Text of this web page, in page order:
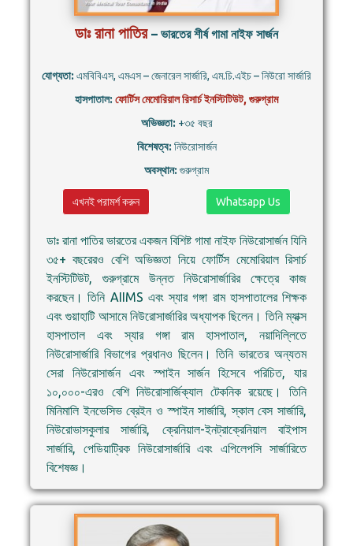
ডাঃ রানা পাতির – ভারতের শীর্ষ গামা নাইফ সার্জন
যোগ্যতা: এমবিবিএস, এমএস – জেনারেল সার্জারি, এম.চি.এইচ – নিউরো সার্জারি
হাসপাতাল: ফোর্টিস মেমোরিয়াল রিসার্চ ইনস্টিটিউট, গুরুগ্রাম
অভিজ্ঞতা: +৩৫ বছর
বিশেষত্ব: নিউরোসার্জন
অবস্থান: গুরুগ্রাম
এখনই পরামর্শ করুন Whatsapp Us
ডাঃ রানা পাতির ভারতের একজন বিশিষ্ট গামা নাইফ নিউরোসার্জন যিনি
৩৫+ বছরেরও বেশি অভিজ্ঞতা নিয়ে ফোর্টিস মেমোরিয়াল রিসার্চ
ইনস্টিটিউট, গুরুগ্রামে উন্নত নিউরোসার্জারির ক্ষেত্রে কাজ
করছেন। তিনি AIIMS এবং স্যার গঙ্গা রাম হাসপাতালের শিক্ষক
এবং গুয়াহাটি আসামে নিউরোসার্জারির অধ্যাপক ছিলেন। তিনি ম্যাক্স
হাসপাতাল এবং স্যার গঙ্গা রাম হাসপাতাল, নয়াদিল্লিতে
নিউরোসার্জারি বিভাগের প্রধানও ছিলেন। তিনি ভারতের অন্যতম
সেরা নিউরোসার্জন এবং স্পাইন সার্জন হিসেবে পরিচিত, যার
১০,০০০-এরও বেশি নিউরোসার্জিক্যাল টেকনিক রয়েছে। তিনি
মিনিমালি ইনভেসিভ ব্রেইন ও স্পাইন সার্জারি, স্কাল বেস সার্জারি,
নিউরোভাসকুলার সার্জারি, ক্রেনিয়াল-ইনট্রাক্রেনিয়াল বাইপাস
সার্জারি, পেডিয়াট্রিক নিউরোসার্জারি এবং এপিলেপসি সার্জারিতে
বিশেষজ্ঞ।